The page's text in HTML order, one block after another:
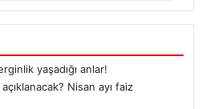
yaşadığı anlar!
Nisan ayı faiz
ve bahçe mutfağı Tasarımları
Kamuoyuyla Paylaşıldı